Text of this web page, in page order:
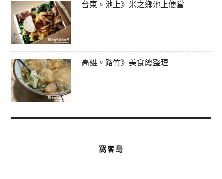
台東。池上》米之鄉池上便當
高雄。路竹》美食總整理
窩客島